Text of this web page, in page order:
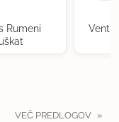
Rumeni
VEČ PREDLOGOV